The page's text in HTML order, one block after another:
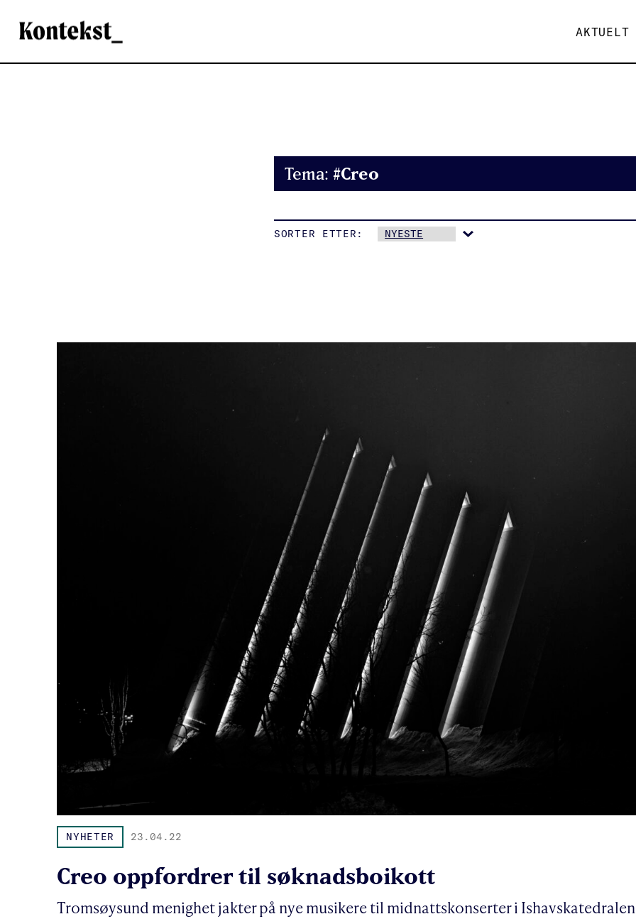
Kontekst AKTUELT
Tema: #Creo
SORTER ETTER:
NYHETER 23.04.22
Creo oppfordrer til søknadsboikott
Tromsøysund menighet jakter på nye musikere til midnattskonserter i